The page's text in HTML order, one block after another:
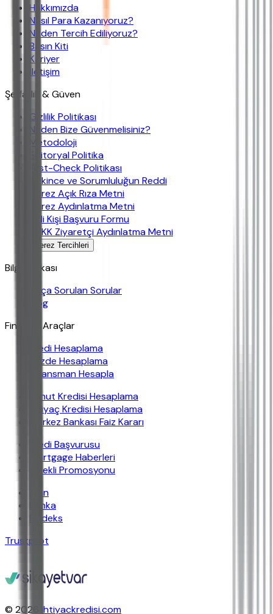
Hakkımızda
Nasıl Para Kazanıyoruz?
Neden Tercih Ediliyoruz?
Basın Kiti
Kariyer
İletişim
Şeffaflık & Güven
Gizlilik Politikası
Neden Bize Güvenmelisiniz?
Metodoloji
Editoryal Politika
Fast-Check Politikası
Çekince ve Sorumluluğun Reddi
Çerez Açık Rıza Metni
Çerez Aydınlatma Metni
İlgili Kişi Başvuru Formu
KVKK Ziyaretçi Aydınlatma Metni
Çerez Tercihleri
Bilgi Bankası
Sıkça Sorulan Sorular
Blog
Finansal Araçlar
Kredi Hesaplama
Yüzde Hesaplama
Finansman Hesapla
Konut Kredisi Hesaplama
İhtiyaç Kredisi Hesaplama
Merkez Bankası Faiz Kararı
Kredi Başvurusu
Mortgage Haberleri
Emekli Promosyonu
İban
Banka
Findeks
Trustpilot
© 2026 ihtiyackredisi.com